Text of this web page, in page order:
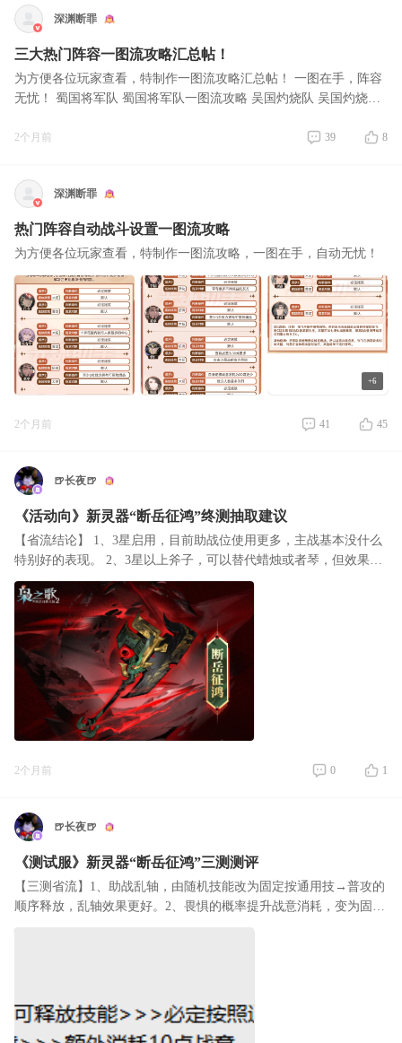
深渊断罪
三大热门阵容一图流攻略汇总帖！
为方便各位玩家查看，特制作一图流攻略汇总帖！ 一图在手，阵容
无忧！ 蜀国将军队 蜀国将军队一图流攻略 吴国灼烧队 吴国灼烧队
2个月前 39 8
深渊断罪
热门阵容自动战斗设置一图流攻略
为方便各位玩家查看，特制作一图流攻略，一图在手，自动无忧！
+6
2个月前 41 45
🍺长夜🍺
《活动向》新灵器“断岳征鸿”终测抽取建议
【省流结论】 1、3星启用，目前助战位使用更多，主战基本没什么
特别好的表现。 2、3星以上斧子，可以替代蜡烛或者琴，但效果并
没有什么质变。 3、目前整体优先级：1星全图鉴＞3星潇湘＞3星九
黎＞3星蜡烛
2个月前 0 1
🍺长夜🍺
《测试服》新灵器“断岳征鸿”三测测评
【三测省流】1、助战乱轴，由随机技能改为固定按通用技→普攻的
顺序释放，乱轴效果更好。2、畏惧的概率提升战意消耗，变为固定